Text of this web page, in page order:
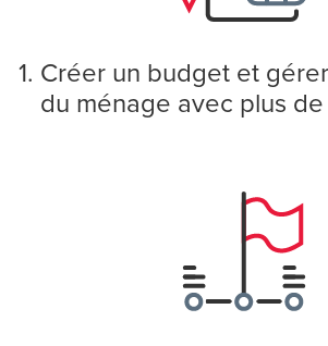
1. Créer un budget et
du ménage avec plus